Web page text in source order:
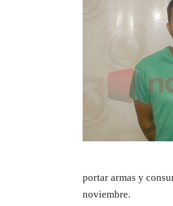
portar armas y
noviembre.